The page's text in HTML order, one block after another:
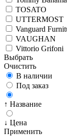
TOSATO
UTTERMOST
Vanguard
VAUGHAN
Vittorio Grifoni
Выбрать
Очистить
В наличии
Под заказ
↑ Название
↓ Цена
Применить